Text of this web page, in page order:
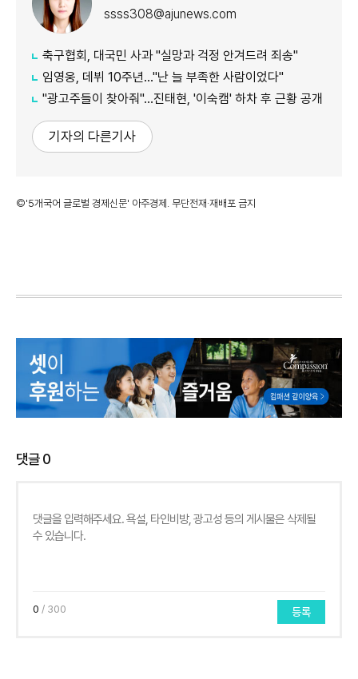
ssss308@ajunews.com
축구협회, 대국민 사과 "실망과 걱정 안겨드려 죄송"
임영웅, 데뷔 10주년…"난 늘 부족한 사람이었다"
"광고주들이 찾아줘"…진태현, '이숙캠' 하차 후 근황 공개
기자의 다른기사
©'5개국어 글로벌 경제신문' 아주경제. 무단전재·재배포 금지
댓글0
0 / 300 등록